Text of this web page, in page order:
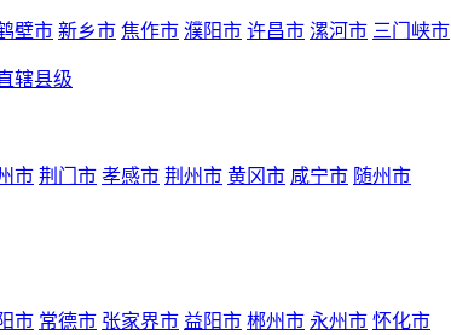
壁市 新乡市 焦作市 濮阳市 许昌市 漯河市 三门峡市
辖县级
市 荆门市 孝感市 荆州市 黄冈市 咸宁市 随州市
市 常德市 张家界市 益阳市 郴州市 永州市 怀化市